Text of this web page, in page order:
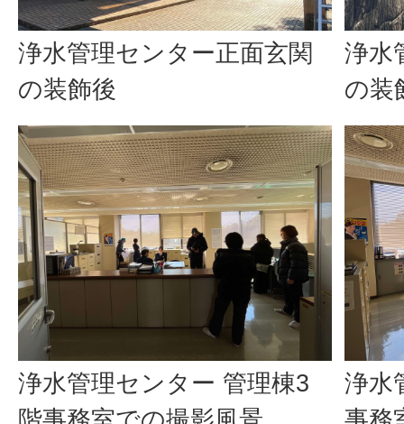
浄水管理センター正面玄関
の装飾後
浄水
の装
浄水管理センター 管理棟3
浄水